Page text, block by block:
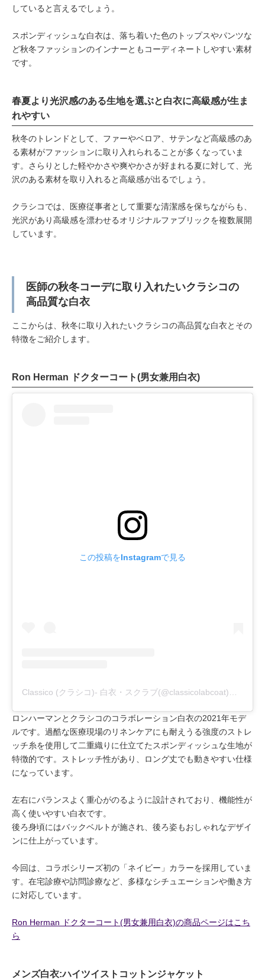
していると言えるでしょう。
スポンディッシュな白衣は、落ち着いた色のトップスやパンツな
ど秋冬ファッションのインナーともコーディネートしやすい素材
です。
春夏より光沢感のある生地を選ぶと白衣に高級感が生ま
れやすい
秋冬のトレンドとして、ファーやベロア、サテンなど高級感のあ
る素材がファッションに取り入れられることが多くなっていま
す。さらりとした軽やかさや爽やかさが好まれる夏に対して、光
沢のある素材を取り入れると高級感が出るでしょう。
クラシコでは、医療従事者として重要な清潔感を保ちながらも、
光沢があり高級感を漂わせるオリジナルファブリックを複数展開
しています。
医師の秋冬コーデに取り入れたいクラシコの
高品質な白衣
ここからは、秋冬に取り入れたいクラシコの高品質な白衣とその
特徴をご紹介します。
Ron Herman ドクターコート(男女兼用白衣)
この投稿をInstagramで見る
ロンハーマンとクラシコのコラボレーション白衣の2021年モデ
ルです。過酷な医療現場のリネンケアにも耐えうる強度のストレ
ッチ糸を使用して二重織りに仕立てたスポンディッシュな生地が
特徴的です。ストレッチ性があり、ロング丈でも動きやすい仕様
になっています。
左右にバランスよく重心がのるように設計されており、機能性が
高く使いやすい白衣です。
後ろ身頃にはバックベルトが施され、後ろ姿もおしゃれなデザイ
ンに仕上がっています。
今回は、コラボシリーズ初の「ネイビー」カラーを採用していま
す。在宅診療や訪問診療など、多様なシチュエーションや働き方
に対応しています。
Ron Herman ドクターコート(男女兼用白衣)の商品ページはこち
ら
メンズ白衣:ハイツイストコットンジャケット